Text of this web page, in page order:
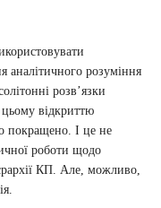
аналітичного розуміння
розв’язки
відкриттю
покращено. І це не
роботи щодо
КП. Але, можливо,